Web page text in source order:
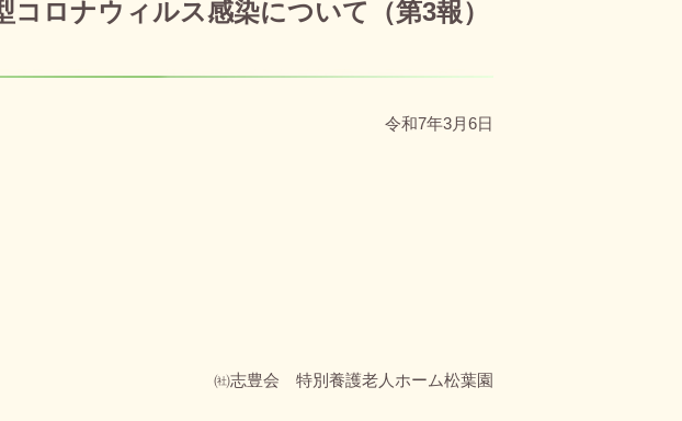
ロナウィルス感染について（第3報）
令和7年3月6日
㈳志豊会 特別養護老人ホーム松葉園